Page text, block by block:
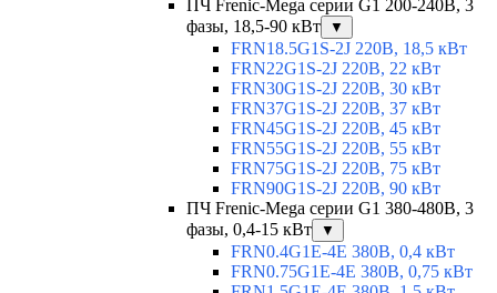
ПЧ Frenic-Mega серии G1 200-240В, 3
фазы, 18,5-90 кВт
▼
FRN18.5G1S-2J 220В, 18,5 кВт
FRN22G1S-2J 220В, 22 кВт
FRN30G1S-2J 220В, 30 кВт
FRN37G1S-2J 220В, 37 кВт
FRN45G1S-2J 220В, 45 кВт
FRN55G1S-2J 220В, 55 кВт
FRN75G1S-2J 220В, 75 кВт
FRN90G1S-2J 220В, 90 кВт
ПЧ Frenic-Mega серии G1 380-480В, 3
фазы, 0,4-15 кВт
▼
FRN0.4G1E-4E 380В, 0,4 кВт
FRN0.75G1E-4E 380В, 0,75 кВт